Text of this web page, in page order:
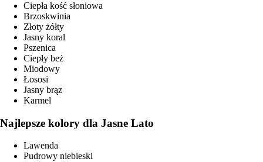
Ciepła kość słoniowa
Brzoskwinia
Złoty żółty
Jasny koral
Pszenica
Ciepły beż
Miodowy
Łososi
Jasny brąz
Karmel
Najlepsze kolory dla Jasne Lato
Lawenda
Pudrowy niebieski